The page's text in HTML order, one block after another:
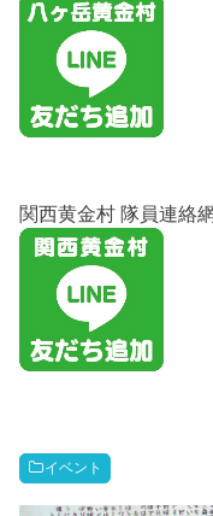
関西黄金村 隊員連絡
イベント